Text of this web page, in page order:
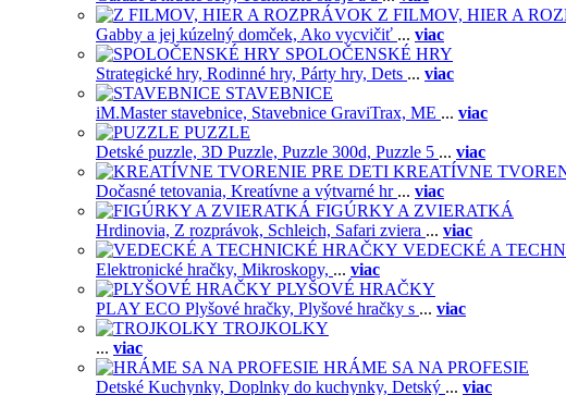
Z FILMOV, HIER A
Gabby a jej kúzelný domček, Ako vycvičiť ... viac
SPOLOČENSKÉ HRY
Strategické hry, Rodinné hry, Párty hry, Dets ... viac
STAVEBNICE
iM.Master stavebnice, Stavebnice GraviTrax, ME ... viac
PUZZLE
Detské puzzle, 3D Puzzle, Puzzle 300d, Puzzle 5 ... viac
KREATÍVNE
Dočasné tetovania, Kreatívne a výtvarné hr ... viac
FIGÚRKY A ZVIERATKÁ
Hrdinovia, Z rozprávok, Schleich, Safari zviera ... viac
VEDECKÉ A
Elektronické hračky, Mikroskopy, ... viac
PLYŠOVÉ HRAČKY
PLAY ECO Plyšové hračky, Plyšové hračky s ... viac
TROJKOLKY
... viac
HRÁME SA NA PROFESIE
Detské Kuchynky, Doplnky do kuchynky, Detský ... viac